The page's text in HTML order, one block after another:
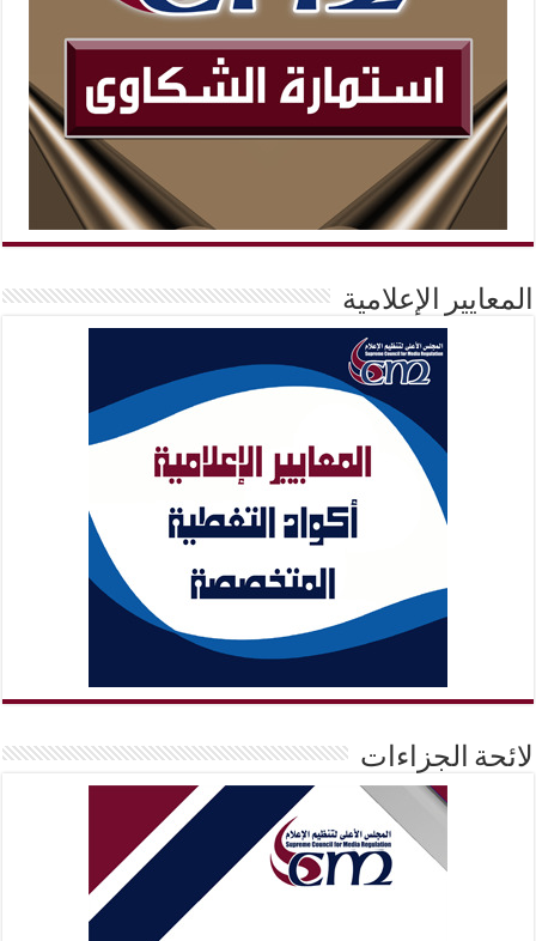
المعايير الإعلامية
لائحة الجزاءات